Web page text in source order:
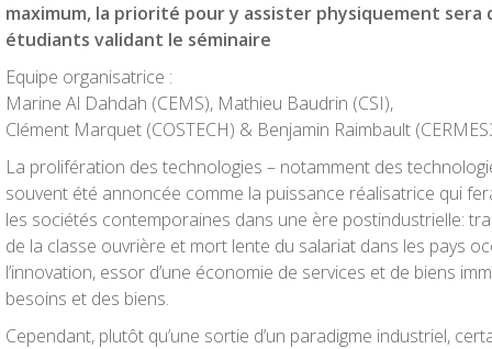
maximum, la priorité pour y assister physiquement sera
étudiants validant le séminaire
Equipe organisatrice :
Marine Al Dahdah (CEMS), Mathieu Baudrin (CSI),
Clément Marquet (COSTECH) & Benjamin Raimbault
La prolifération des technologies – notamment des
souvent été annoncée comme la puissance réalisatrice qui
les sociétés contemporaines dans une ère postindustrielle:
de la classe ouvrière et mort lente du salariat dans les pays
l’innovation, essor d’une économie de services et de biens
besoins et des biens.
Cependant, plutôt qu’une sortie d’un paradigme industriel,